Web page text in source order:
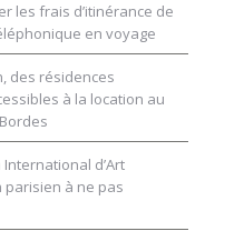
les frais d’itinérance de
en voyage
des résidences
à la location au
d’Art
parisien à ne pas